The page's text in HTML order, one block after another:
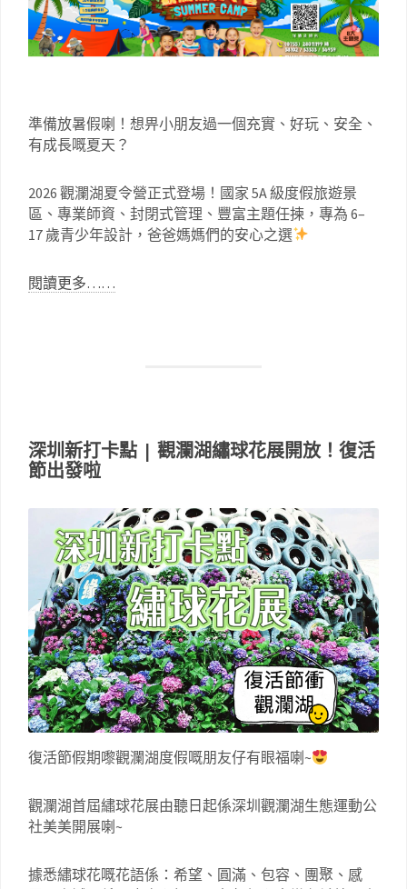
準備放暑假喇！想畀小朋友過一個充實、好玩、安全、
有成長嘅夏天？
2026 觀瀾湖夏令營正式登場！國家 5A 級度假旅遊景
區、專業師資、封閉式管理、豐富主題任揀，專為 6–
17 歲青少年設計，爸爸媽媽們的安心之選
閱讀更多……
深圳新打卡點 | 觀瀾湖繡球花展開放！復活
節出發啦
復活節假期嚟觀瀾湖度假嘅朋友仔有眼福喇~
觀瀾湖首屆繡球花展由聽日起係深圳觀瀾湖生態運動公
社美美開展喇~
據悉繡球花嘅花語係：希望、圓滿、包容、團聚、感